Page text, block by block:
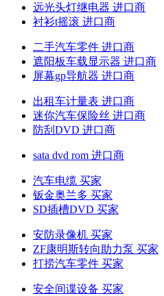
远光头灯继电器 进口商
衬衫t摇滚 进口商
二手汽车零件 进口商
遮阳板车载显示器 进口商
屏幕gp导航器 进口商
出租车计量表 进口商
迷你汽车保险丝 进口商
防刮DVD 进口商
sata dvd rom 进口商
汽车电缆 买家
钣金奥兰多 买家
SD插槽DVD 买家
安防录像机 买家
ZF康明斯转向助力泵 买家
打捞汽车零件 买家
安全间谍设备 买家